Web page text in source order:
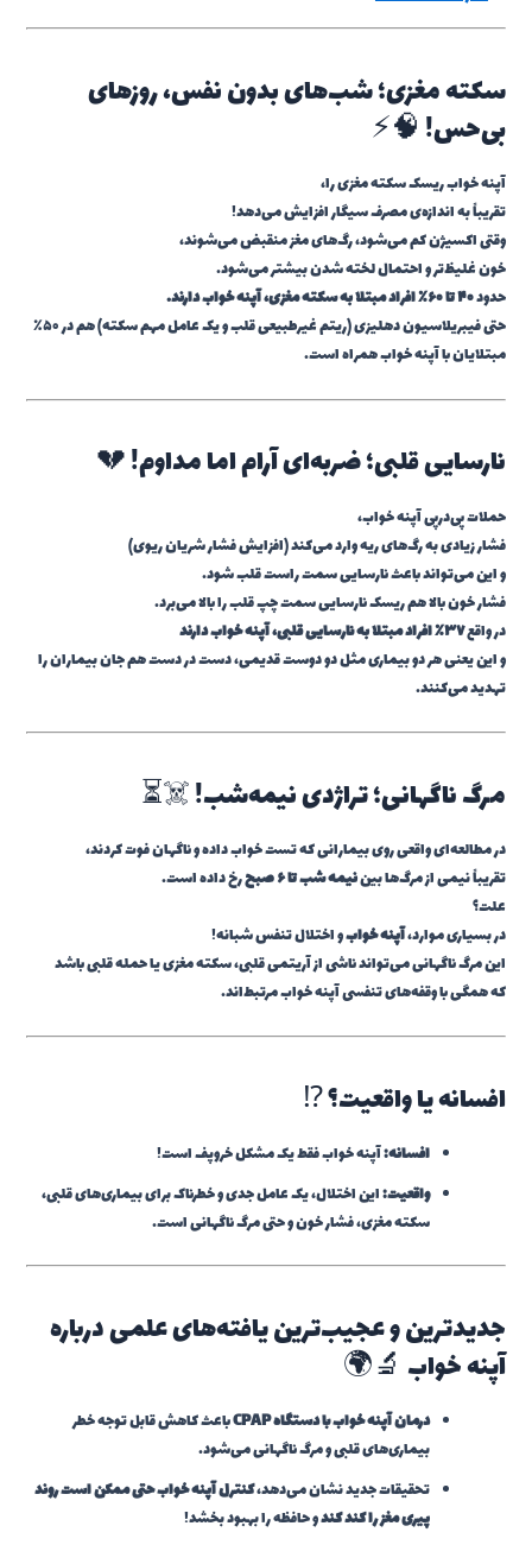
سکته مغزی؛ شب‌های بدون نفس، روزهای
بی‌حس! 🧠⚡
آپنه خواب ریسک سکته مغزی را،
تقریباً به اندازه‌ی مصرف سیگار افزایش می‌دهد!
وقتی اکسیژن کم می‌شود، رگ‌های مغز منقبض می‌شوند،
خون غلیظ‌تر و احتمال لخته شدن بیشتر می‌شود.
حدود۴۰ تا ۶۰٪ افراد مبتلا به سکته مغزی، آپنه خواب دارند.
حتی فیبریلاسیون دهلیزی (ریتم غیرطبیعی قلب و یک عامل مهم سکته) هم در ۵۰٪
مبتلایان با آپنه خواب همراه است.
نارسایی قلبی؛ ضربه‌ای آرام اما مداوم! 💔
حملات پی‌درپی آپنه خواب،
فشار زیادی به رگ‌های ریه وارد می‌کند (افزایش فشار شریان ریوی)
و این می‌تواند باعث نارسایی سمت راست قلب شود.
فشار خون بالا هم ریسک نارسایی سمت چپ قلب را بالا می‌برد.
در واقع۳۷٪ افراد مبتلا به نارسایی قلبی، آپنه خواب دارند
و این یعنی هر دو بیماری مثل دو دوست قدیمی، دست در دست هم جان بیماران را
تهدید می‌کنند.
مرگ ناگهانی؛ تراژدی نیمه‌شب! ☠️⏳
در مطالعه‌ای واقعی روی بیمارانی که تست خواب داده و ناگهان فوت کردند،
تقریباً نیمی از مرگ‌ها بیننیمه شب تا ۶ صبح
رخ داده است.
علت؟
در بسیاری موارد،آپنه خوابو اختلال تنفس شبانه!
این مرگ ناگهانی می‌تواند ناشی از آریتمی قلبی، سکته مغزی یا حمله قلبی باشد
که همگی با وقفه‌های تنفسی آپنه خواب مرتبط‌اند.
افسانه یا واقعیت؟ ⁉️
افسانه:آپنه خواب فقط یک مشکل خروپف است!
واقعیت:این اختلال، یک عامل جدی و خطرناک برای بیماری‌های قلبی،
سکته مغزی، فشار خون و حتی مرگ ناگهانی است.
جدیدترین و عجیب‌ترین یافته‌های علمی درباره
آپنه خواب 🔬🌍
درمان آپنه خواب با دستگاه CPAP
باعث کاهش قابل توجه خطر
بیماری‌های قلبی و مرگ ناگهانی می‌شود.
تحقیقات جدید نشان می‌دهد،کنترل آپنه خواب حتی ممکن است روند
پیری مغز را کند کندو حافظه را بهبود بخشد!